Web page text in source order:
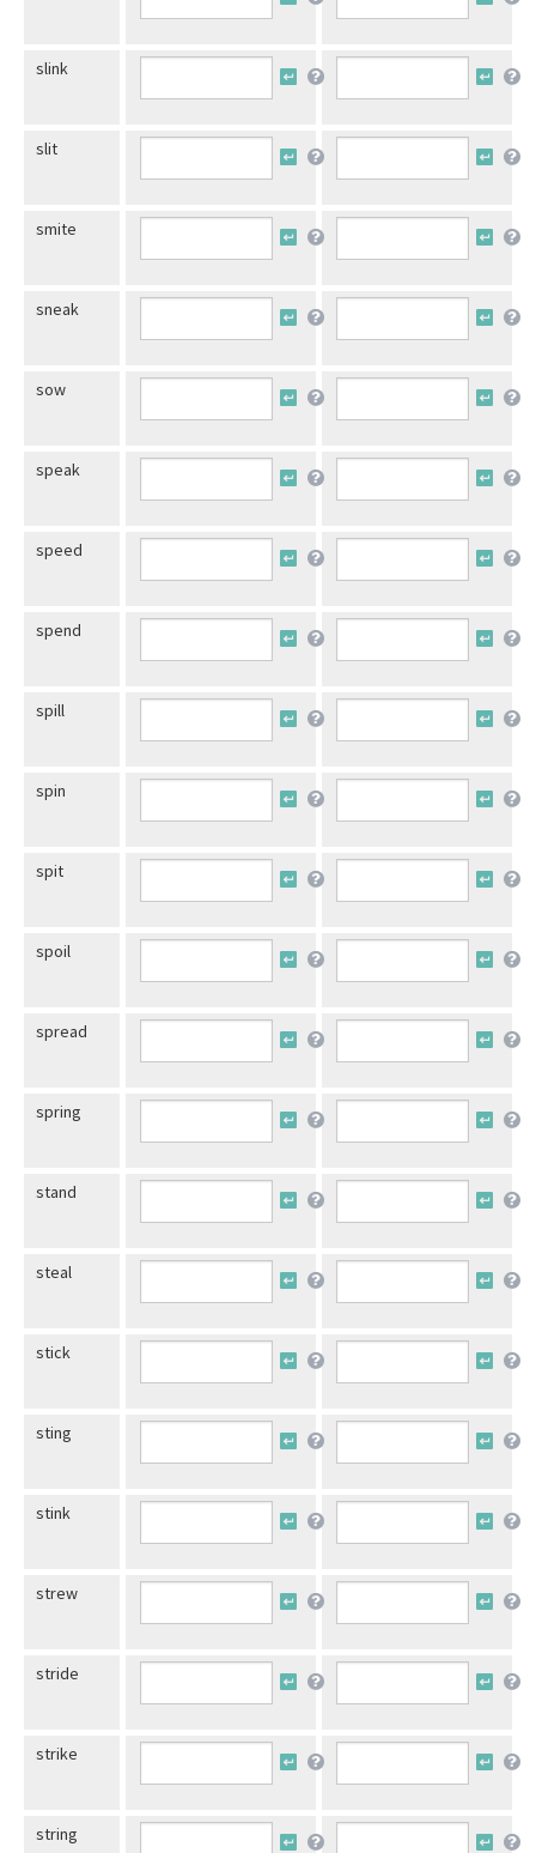
slink
slit
smite
sneak
sow
speak
speed
spend
spill
spin
spit
spoil
spread
spring
stand
steal
stick
sting
stink
strew
stride
strike
string